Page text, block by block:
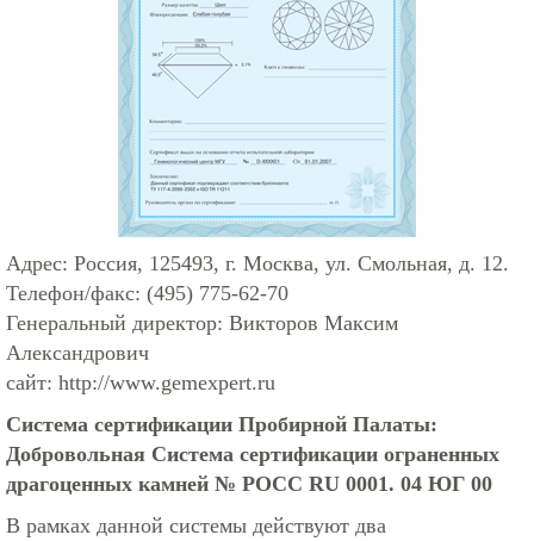
Адрес: Россия, 125493, г. Москва, ул. Смольная, д. 12.
Телефон/факс: (495) 775-62-70
Генеральный директор: Викторов Максим
Александрович
сайт: http://www.gemexpert.ru
Система сертификации Пробирной Палаты:
Добровольная Система сертификации ограненных
драгоценных камней № РОСС RU 0001. 04 ЮГ 00
В рамках данной системы действуют два